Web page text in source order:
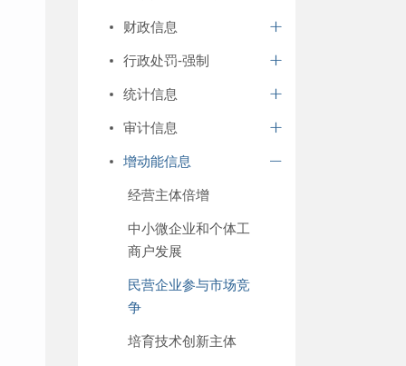
财政信息
行政处罚-强制
统计信息
审计信息
增动能信息
经营主体倍增
中小微企业和个体工
商户发展
民营企业参与市场竞
争
培育技术创新主体